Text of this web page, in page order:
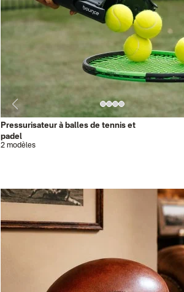
Pressurisateur à balles de tennis et
padel
2 modèles